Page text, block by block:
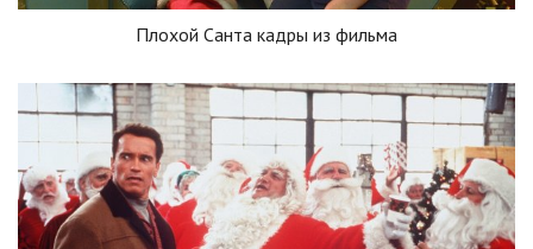
Плохой Санта кадры из фильма